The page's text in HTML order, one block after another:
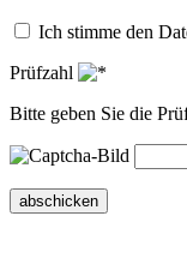
Ich stimme den
Prüfzahl
Bitte geben Sie die
abschicken